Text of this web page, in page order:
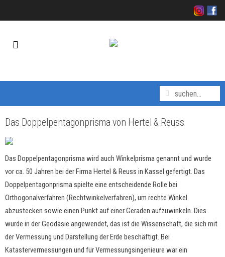
Das Doppelpentagonprisma von Hertel & Reuss
Das Doppelpentagonprisma wird auch Winkelprisma genannt und wurde
vor ca. 50 Jahren bei der Firma Hertel & Reuss in Kassel gefertigt. Das
Doppelpentagonprisma spielte eine entscheidende Rolle bei
Orthogonalverfahren (Rechtwinkelverfahren), um rechte Winkel
abzustecken sowie einen Punkt auf einer Geraden aufzuwinkeln. Dies
wurde in der Geodäsie angewendet, das ist die Wissenschaft, die sich mit
der Vermessung und Darstellung der Erde beschäftigt. Bei
Katastervermessungen und für Vermessungsingenieure war ein